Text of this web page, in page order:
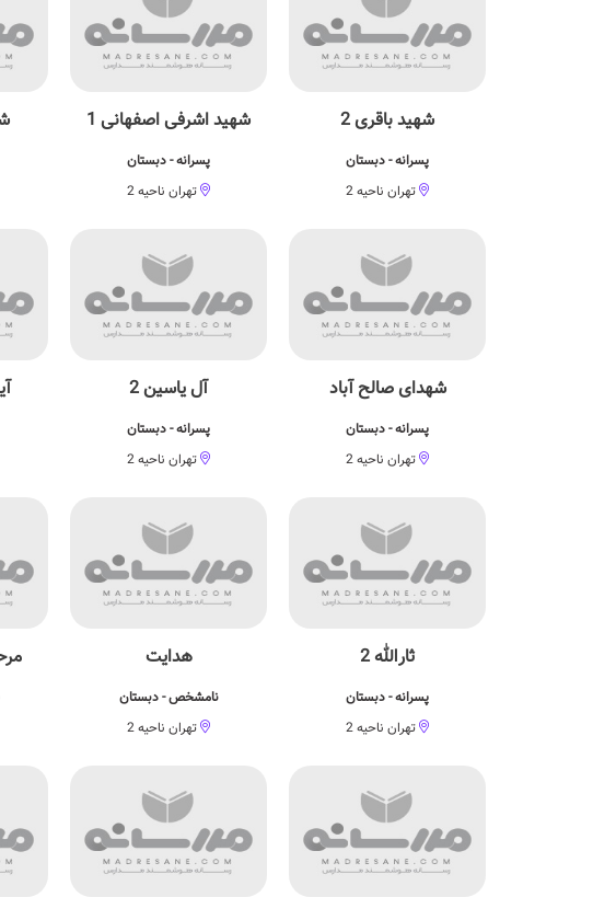
شهید باقری 2
پسرانه - دبستان
تهران ناحیه 2
شهید اشرفی اصفهانی 1
پسرانه - دبستان
تهران ناحیه 2
شهدای صالح آباد
پسرانه - دبستان
تهران ناحیه 2
آل یاسین 2
پسرانه - دبستان
تهران ناحیه 2
ثارالله 2
پسرانه - دبستان
تهران ناحیه 2
هدایت
نامشخص - دبستان
تهران ناحیه 2